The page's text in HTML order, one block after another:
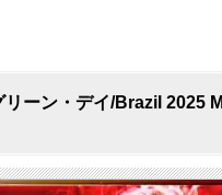
ーン・デイ/Brazil 2025